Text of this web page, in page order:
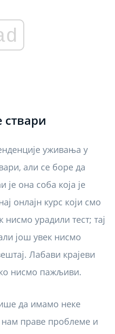
ствари
уживања у
али се боре да
она соба која је
онлајн курс који смо
урадили тест; тај
још увек нисмо
Лабави крајеви
нисмо пажљиви.
да имамо неке
нам праве проблеме и